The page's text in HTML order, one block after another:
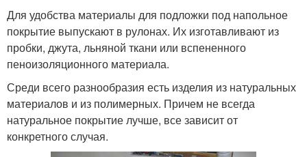
Для удобства материалы для подложки под напольное
покрытие выпускают в рулонах. Их изготавливают из
пробки, джута, льняной ткани или вспененного
пеноизоляционного материала.
Среди всего разнообразия есть изделия из натуральных
материалов и из полимерных. Причем не всегда
натуральное покрытие лучше, все зависит от
конкретного случая.